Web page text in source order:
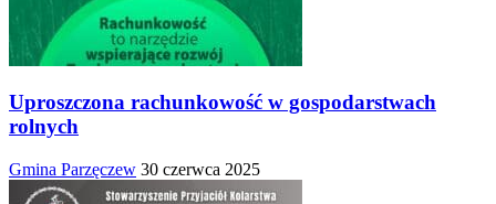
Uproszczona rachunkowość w gospodarstwach
rolnych
Gmina Parzęczew 30 czerwca 2025